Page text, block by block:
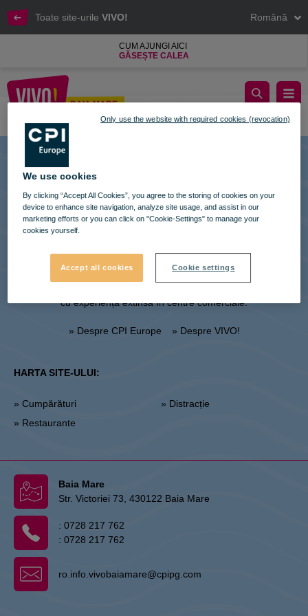
Toate site-urile VIVO! Română
CUM AJUNGI AICI
GĂSEȘTE CALEA
Baia Mare
BAIA MARE
Doctor Green
cu experiență extinsă în centre comerciale.
» Despre CPI Europe » Despre VIVO!
HARTA SITE-ULUI:
» Cumpărături
» Restaurante
» Distracție
Baia Mare
Str. Victoriei 73, 430122 Baia Mare
: 0728 217 762
: 0728 217 762
ro.info.vivobaiamare@cpipg.com
We use cookies
By clicking “Accept All Cookies”, you agree to the storing of cookies on your
device to enhance site navigation, analyze site usage, and assist in our
marketing efforts or you can click on "Cookie-Settings" to manage your
cookies yourself.
Accept all cookies Cookie settings
Only use the website with required cookies (revocation)